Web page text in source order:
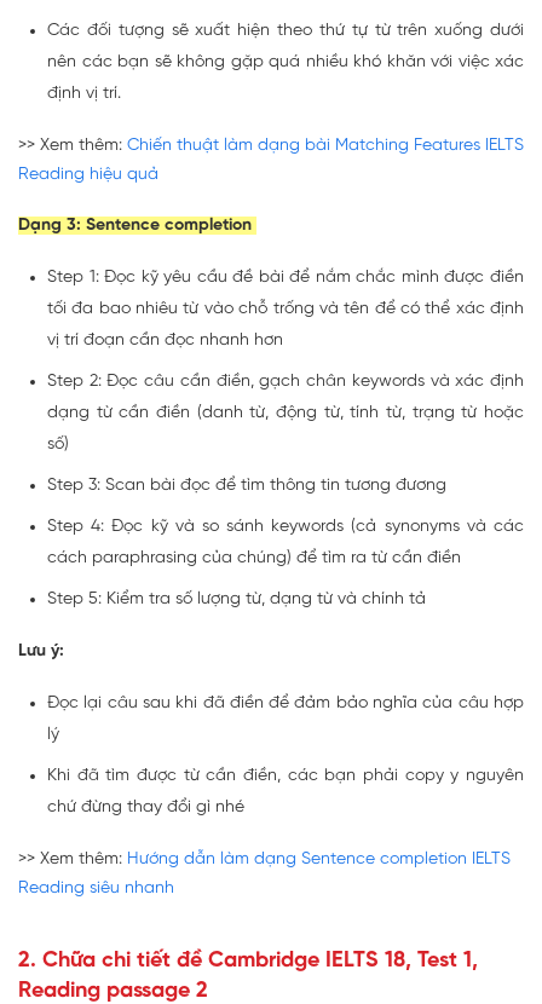
Các đối tượng sẽ xuất hiện theo thứ tự từ trên xuống dưới
nên các bạn sẽ không gặp quá nhiều khó khăn với việc xác
định vị trí.
>> Xem thêm: Chiến thuật làm dạng bài Matching Features IELTS
Reading hiệu quả
Dạng 3: Sentence completion
Step 1: Đọc kỹ yêu cầu đề bài để nắm chắc mình được điền
tối đa bao nhiêu từ vào chỗ trống và tên để có thể xác định
vị trí đoạn cần đọc nhanh hơn
Step 2: Đọc câu cần điền, gạch chân keywords và xác định
dạng từ cần điền (danh từ, động từ, tính từ, trạng từ hoặc
số)
Step 3: Scan bài đọc để tìm thông tin tương đương
Step 4: Đọc kỹ và so sánh keywords (cả synonyms và các
cách paraphrasing của chúng) để tìm ra từ cần điền
Step 5: Kiểm tra số lượng từ, dạng từ và chính tả
Lưu ý:
Đọc lại câu sau khi đã điền để đảm bảo nghĩa của câu hợp
lý
Khi đã tìm được từ cần điền, các bạn phải copy y nguyên
chứ đừng thay đổi gì nhé
>> Xem thêm: Hướng dẫn làm dạng Sentence completion IELTS
Reading siêu nhanh
2. Chữa chi tiết đề Cambridge IELTS 18, Test 1,
Reading passage 2